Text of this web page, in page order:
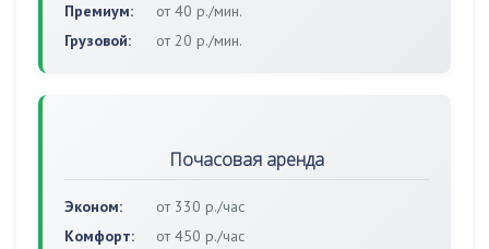
Премиум:
от 40 р./мин.
Грузовой:
от 20 р./мин.
Почасовая аренда
Эконом:
от 330 р./час
Комфорт:
от 450 р./час